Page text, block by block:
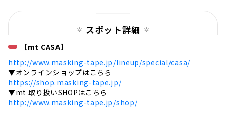
スポット詳細
【mt CASA】
http://www.masking-tape.jp/lineup/special/casa/
▼オンラインショップはこちら
https://shop.masking-tape.jp/
▼mt 取り扱いSHOPはこちら
http://www.masking-tape.jp/shop/